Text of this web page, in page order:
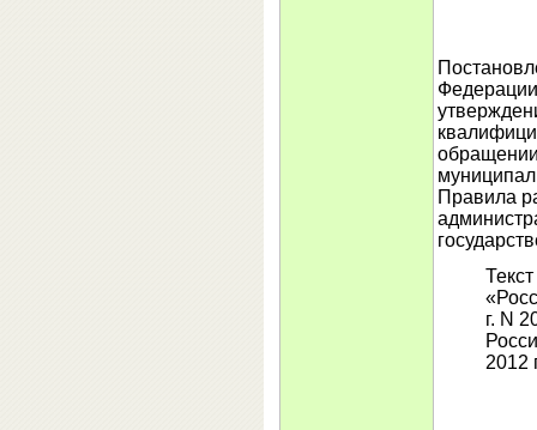
Правила
г. N
2012